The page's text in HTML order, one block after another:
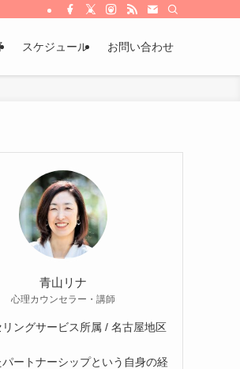
スケジュール お問い合わせ
青山リナ
心理カウンセラー・講師
リングサービス所属 / 名古屋地区
パートナーシップという自身の経